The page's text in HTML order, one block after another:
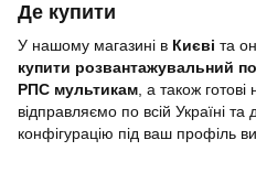
Де купити
У нашому магазині в Києві та
купити розвантажувальний
РПС мультикам , а також
відправляємо по всій Україні
конфігурацію під ваш профіль